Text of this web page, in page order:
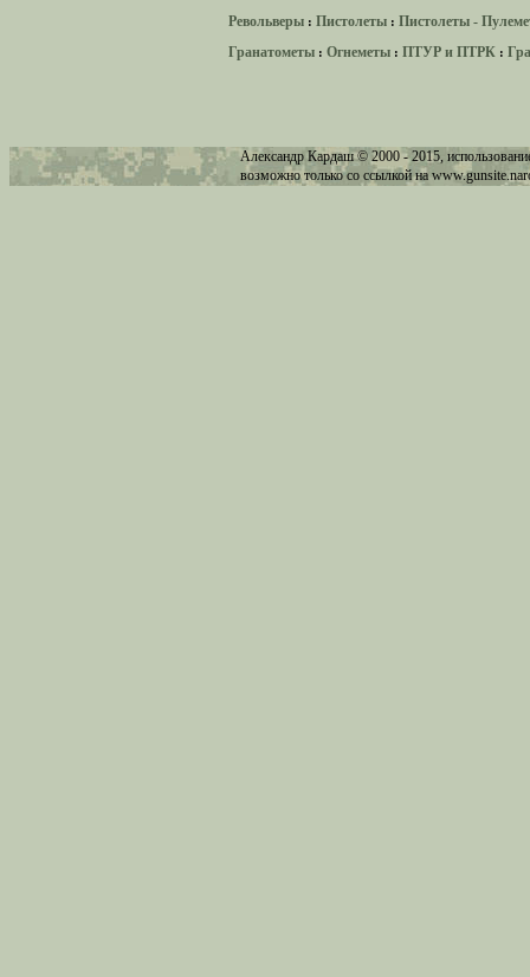
Револьверы : Пистолеты : Пистолеты -
Гранатометы : Огнеметы : ПТУР и ПТРК :
Александр Кардаш © 2000 - 2015,
возможно только со ссылкой на